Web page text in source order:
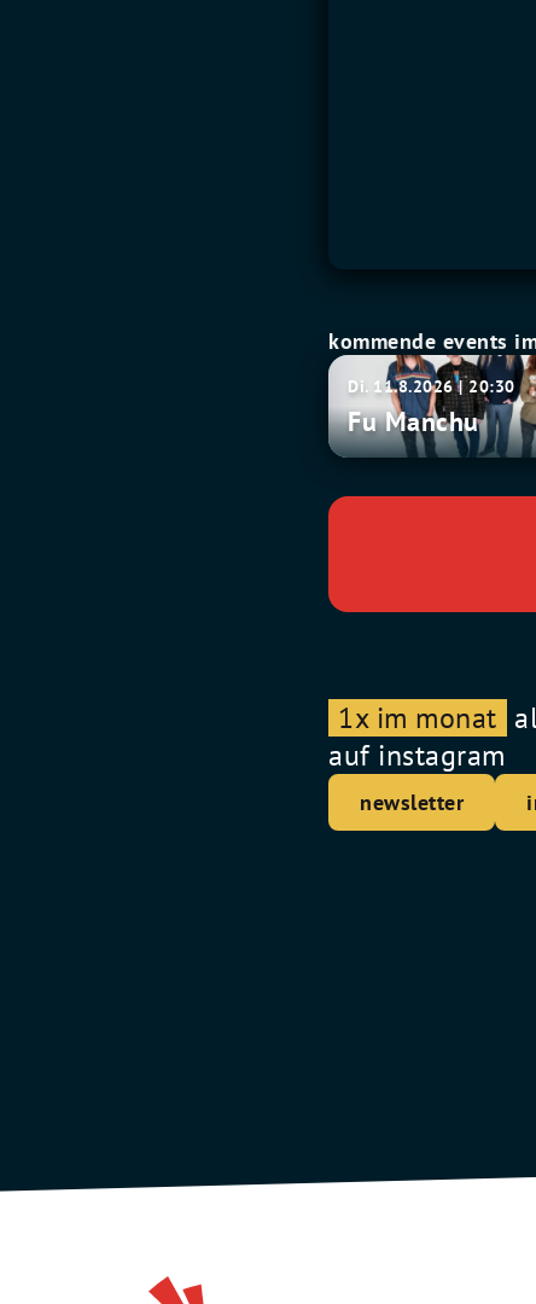
kommende events
Fu
Manchu
Di. 11.8.2026 | 20:30
Fu Manchu
1x im monat
auf instagram
newsletter